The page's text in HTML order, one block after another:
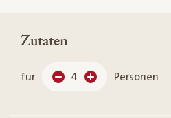
Zutaten
für 4 Personen